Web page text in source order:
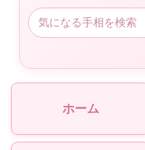
ホーム